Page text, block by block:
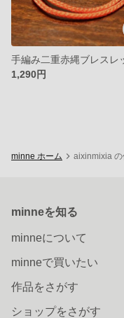
1,290円
minne ホーム aixinmixia の
minneを知る
minneについて
minneで買いたい
作品をさがす
ショップをさがす